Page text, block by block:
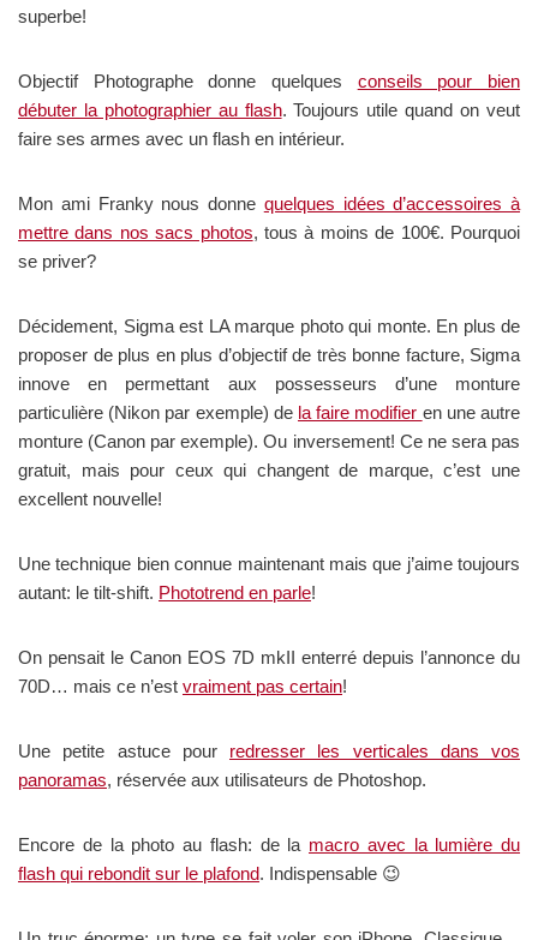
superbe!
Objectif Photographe donne quelques conseils pour bien
débuter la photographier au flash. Toujours utile quand on veut
faire ses armes avec un flash en intérieur.
Mon ami Franky nous donne quelques idées d’accessoires à
mettre dans nos sacs photos, tous à moins de 100€. Pourquoi
se priver?
Décidement, Sigma est LA marque photo qui monte. En plus de
proposer de plus en plus d’objectif de très bonne facture, Sigma
innove en permettant aux possesseurs d’une monture
particulière (Nikon par exemple) de la faire modifier en une autre
monture (Canon par exemple). Ou inversement! Ce ne sera pas
gratuit, mais pour ceux qui changent de marque, c’est une
excellent nouvelle!
Une technique bien connue maintenant mais que j’aime toujours
autant: le tilt-shift. Phototrend en parle!
On pensait le Canon EOS 7D mkII enterré depuis l’annonce du
70D… mais ce n’est vraiment pas certain!
Une petite astuce pour redresser les verticales dans vos
panoramas, réservée aux utilisateurs de Photoshop.
Encore de la photo au flash: de la macro avec la lumière du
flash qui rebondit sur le plafond. Indispensable 😉